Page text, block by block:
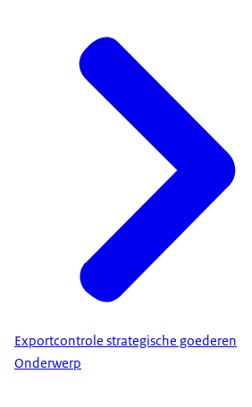
Exportcontrole strategische goederen
Onderwerp